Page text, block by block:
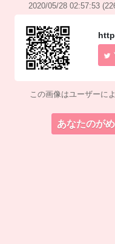
2020/05/28 02:57:53
この画像はユーザーに
あなたのが